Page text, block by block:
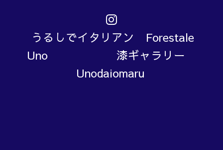
うるしでイタリアン Forestale
Uno 漆ギャラリー
Unodaiomaru